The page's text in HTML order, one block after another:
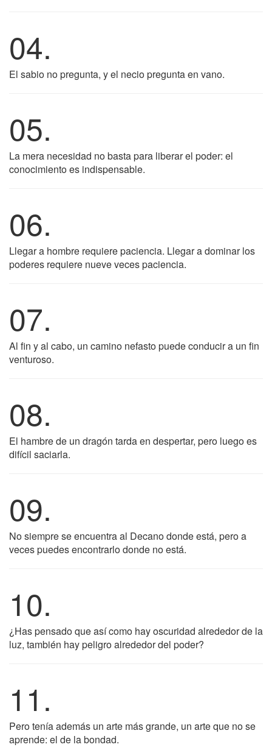
04.
El sabio no pregunta, y el necio pregunta en vano.
05.
La mera necesidad no basta para liberar el poder: el
conocimiento es indispensable.
06.
Llegar a hombre requiere paciencia. Llegar a dominar los
poderes requiere nueve veces paciencia.
07.
Al fin y al cabo, un camino nefasto puede conducir a un fin
venturoso.
08.
El hambre de un dragón tarda en despertar, pero luego es
difícil saciarla.
09.
No siempre se encuentra al Decano donde está, pero a
veces puedes encontrarlo donde no está.
10.
¿Has pensado que así como hay oscuridad alrededor de la
luz, también hay peligro alrededor del poder?
11.
Pero tenía además un arte más grande, un arte que no se
aprende: el de la bondad.